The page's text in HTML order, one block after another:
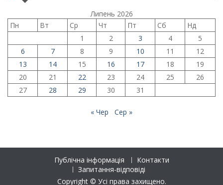
Липень 2026
Пн
Вт Ср Чт Пт Сб
Нд
1
2 3 4
5
6
7 8 9 10 11
12
13
14 15 16 17 18
19
20
21 22 23 24 25
26
27
28 29 30 31
« Чер Сер »
Публічна інформація
Контакти
Запитання-відповіді
Copyright © Усі права захищено.